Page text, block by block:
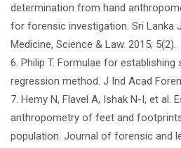
determination from hand
for forensic investigation. Sri Lanka
Medicine, Science & Law. 2015; 5(2).
6. Philip T. Formulae for
regression method. J Ind Acad
7. Hemy N, Flavel A, Ishak N-I, et al.
anthropometry of feet and
population. Journal of forensic and